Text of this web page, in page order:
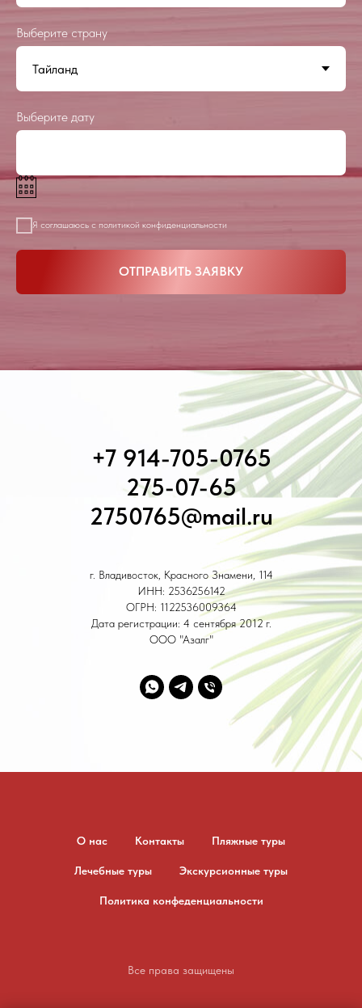
Выберите страну
Выберите дату
Я соглашаюсь с политикой конфиденциальности
ОТПРАВИТЬ ЗАЯВКУ
+7 914-705-0765
275-07-65
2750765@mail.ru
г. Владивосток, Красного Знамени, 114
ИНН: 2536256142
ОГРН: 1122536009364
Дата регистрации: 4 сентября 2012 г.
ООО "Азалг"
О нас Контакты Пляжные туры
Лечебные туры Экскурсионные туры
Политика конфеденциальности
Все права защищены